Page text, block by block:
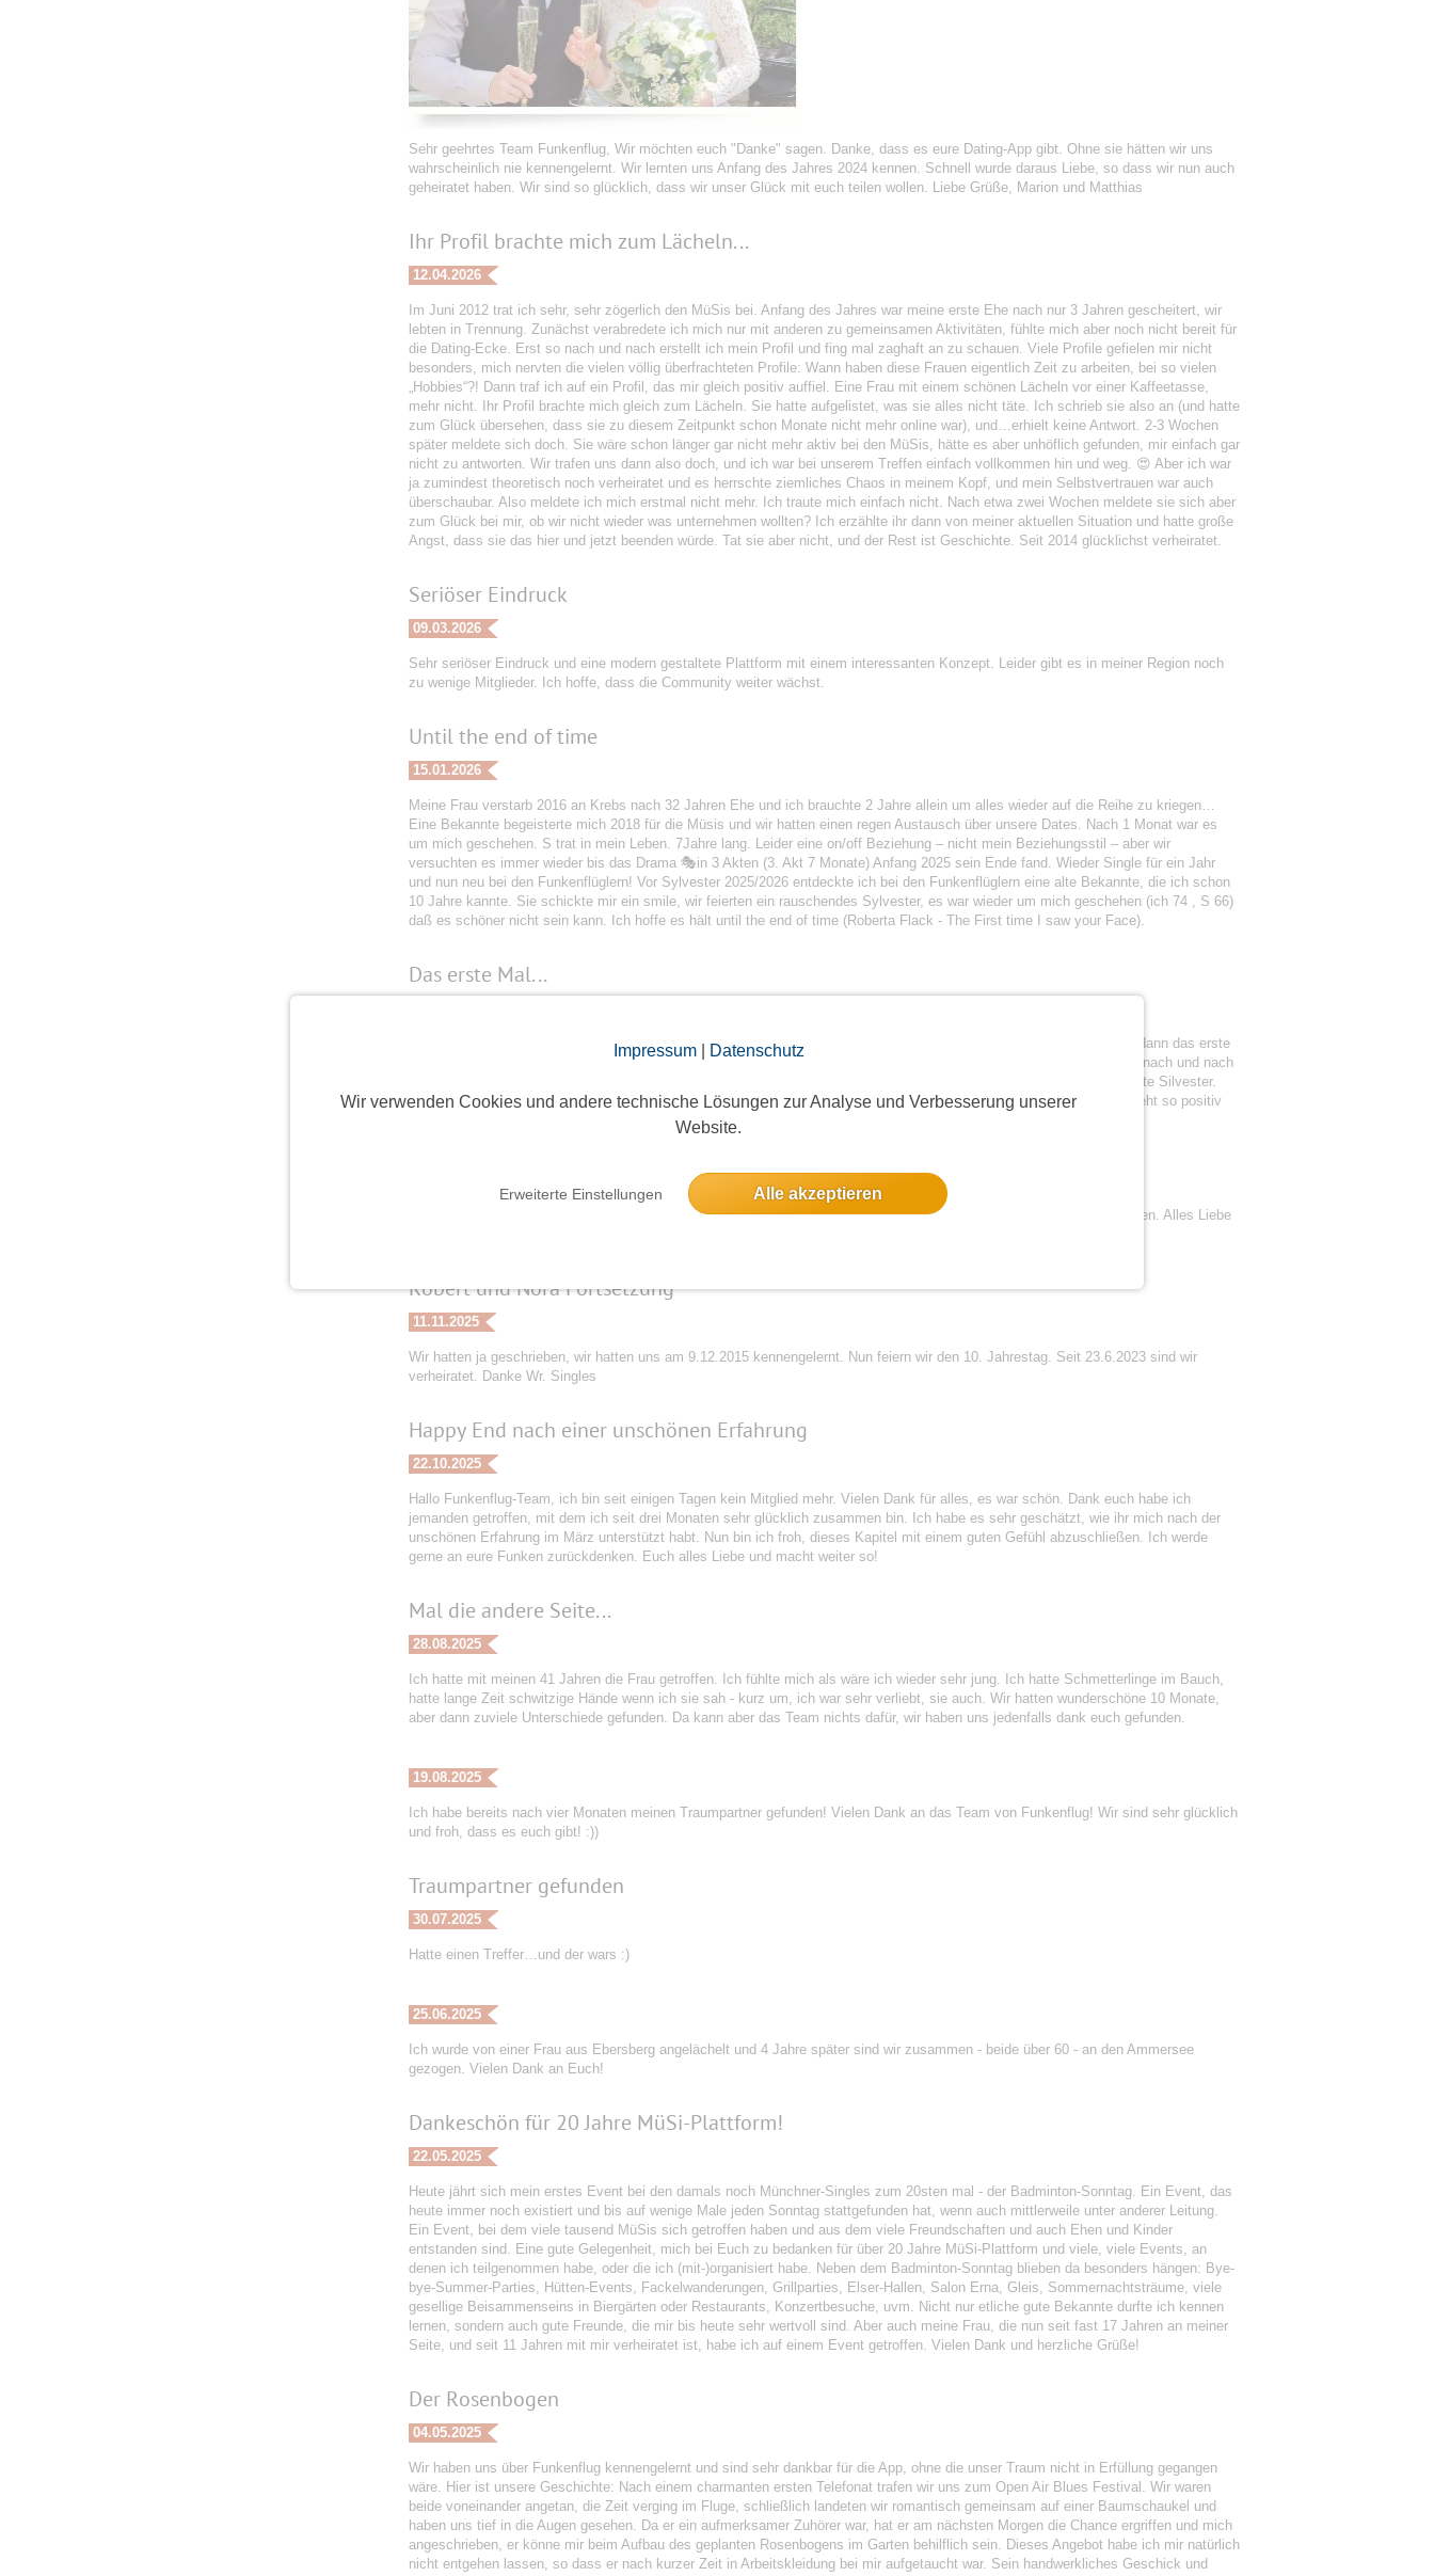
Impressum| Datenschutz
Wir verwenden Cookies und andere technische Lösungen zur Analyse und Verbesserung unserer
Website.
Erweiterte Einstellungen Alle akzeptieren
Sehr geehrtes Team Funkenflug, Wir möchten euch "Danke" sagen. Danke, dass es eure Dating-App gibt. Ohne sie hätten wir uns
wahrscheinlich nie kennengelernt. Wir lernten uns Anfang des Jahres 2024 kennen. Schnell wurde daraus Liebe, so dass wir nun auch
geheiratet haben. Wir sind so glücklich, dass wir unser Glück mit euch teilen wollen. Liebe Grüße, Marion und Matthias
Ihr Profil brachte mich zum Lächeln...
12.04.2026
Im Juni 2012 trat ich sehr, sehr zögerlich den MüSis bei. Anfang des Jahres war meine erste Ehe nach nur 3 Jahren gescheitert, wir
lebten in Trennung. Zunächst verabredete ich mich nur mit anderen zu gemeinsamen Aktivitäten, fühlte mich aber noch nicht bereit für
die Dating-Ecke. Erst so nach und nach erstellt ich mein Profil und fing mal zaghaft an zu schauen. Viele Profile gefielen mir nicht
besonders, mich nervten die vielen völlig überfrachteten Profile: Wann haben diese Frauen eigentlich Zeit zu arbeiten, bei so vielen
„Hobbies“?! Dann traf ich auf ein Profil, das mir gleich positiv auffiel. Eine Frau mit einem schönen Lächeln vor einer Kaffeetasse,
mehr nicht. Ihr Profil brachte mich gleich zum Lächeln. Sie hatte aufgelistet, was sie alles nicht täte. Ich schrieb sie also an (und hatte
zum Glück übersehen, dass sie zu diesem Zeitpunkt schon Monate nicht mehr online war), und…erhielt keine Antwort. 2-3 Wochen
später meldete sich doch. Sie wäre schon länger gar nicht mehr aktiv bei den MüSis, hätte es aber unhöflich gefunden, mir einfach gar
nicht zu antworten. Wir trafen uns dann also doch, und ich war bei unserem Treffen einfach vollkommen hin und weg. 😍 Aber ich war
ja zumindest theoretisch noch verheiratet und es herrschte ziemliches Chaos in meinem Kopf, und mein Selbstvertrauen war auch
überschaubar. Also meldete ich mich erstmal nicht mehr. Ich traute mich einfach nicht. Nach etwa zwei Wochen meldete sie sich aber
zum Glück bei mir, ob wir nicht wieder was unternehmen wollten? Ich erzählte ihr dann von meiner aktuellen Situation und hatte große
Angst, dass sie das hier und jetzt beenden würde. Tat sie aber nicht, und der Rest ist Geschichte. Seit 2014 glücklichst verheiratet.
Seriöser Eindruck
09.03.2026
Sehr seriöser Eindruck und eine modern gestaltete Plattform mit einem interessanten Konzept. Leider gibt es in meiner Region noch
zu wenige Mitglieder. Ich hoffe, dass die Community weiter wächst.
Until the end of time
15.01.2026
Meine Frau verstarb 2016 an Krebs nach 32 Jahren Ehe und ich brauchte 2 Jahre allein um alles wieder auf die Reihe zu kriegen…
Eine Bekannte begeisterte mich 2018 für die Müsis und wir hatten einen regen Austausch über unsere Dates. Nach 1 Monat war es
um mich geschehen. S trat in mein Leben. 7Jahre lang. Leider eine on/off Beziehung – nicht mein Beziehungsstil – aber wir
versuchten es immer wieder bis das Drama 🎭in 3 Akten (3. Akt 7 Monate) Anfang 2025 sein Ende fand. Wieder Single für ein Jahr
und nun neu bei den Funkenflüglern! Vor Sylvester 2025/2026 entdeckte ich bei den Funkenflüglern eine alte Bekannte, die ich schon
10 Jahre kannte. Sie schickte mir ein smile, wir feierten ein rauschendes Sylvester, es war wieder um mich geschehen (ich 74 , S 66)
daß es schöner nicht sein kann. Ich hoffe es hält until the end of time (Roberta Flack - The First time I saw your Face).
Das erste Mal...
Am 6.12.2024 haben mein Partner und ich angefangen uns über Funkenflug zu schreiben. Am 2.1.2025 haben wir uns dann das erste
Mal live getroffen und am 9.1.2025 waren wir zusammen. ... Das weitere Jahr über waren wir unzertrennlich und haben nach und nach
das Leben des anderen kennengelernt. Der erste gemeinsame Urlaub, das erste Mal gemeinsam Weihnachten, das erste Silvester.
2026 hält viel für uns bereit, denn im März ziehen wir in ein gemeinsames Häuschen. Ich hoffe die Liebesgeschichte geht so positiv
weiter. Danke, dass ihr uns zusammen gebracht habt.
Meine Geschichte ist zu komplex um hier alles zu erzählen:-) Es ist einfach nur wunderbar, dass wir uns gefunden haben. Alles Liebe
Robert und Nora Fortsetzung
11.11.2025
Wir hatten ja geschrieben, wir hatten uns am 9.12.2015 kennengelernt. Nun feiern wir den 10. Jahrestag. Seit 23.6.2023 sind wir
verheiratet. Danke Wr. Singles
Happy End nach einer unschönen Erfahrung
22.10.2025
Hallo Funkenflug-Team, ich bin seit einigen Tagen kein Mitglied mehr. Vielen Dank für alles, es war schön. Dank euch habe ich
jemanden getroffen, mit dem ich seit drei Monaten sehr glücklich zusammen bin. Ich habe es sehr geschätzt, wie ihr mich nach der
unschönen Erfahrung im März unterstützt habt. Nun bin ich froh, dieses Kapitel mit einem guten Gefühl abzuschließen. Ich werde
gerne an eure Funken zurückdenken. Euch alles Liebe und macht weiter so!
Mal die andere Seite...
28.08.2025
Ich hatte mit meinen 41 Jahren die Frau getroffen. Ich fühlte mich als wäre ich wieder sehr jung. Ich hatte Schmetterlinge im Bauch,
hatte lange Zeit schwitzige Hände wenn ich sie sah - kurz um, ich war sehr verliebt, sie auch. Wir hatten wunderschöne 10 Monate,
aber dann zuviele Unterschiede gefunden. Da kann aber das Team nichts dafür, wir haben uns jedenfalls dank euch gefunden.
19.08.2025
Ich habe bereits nach vier Monaten meinen Traumpartner gefunden! Vielen Dank an das Team von Funkenflug! Wir sind sehr glücklich
und froh, dass es euch gibt! :))
Traumpartner gefunden
30.07.2025
Hatte einen Treffer…und der wars :)
25.06.2025
Ich wurde von einer Frau aus Ebersberg angelächelt und 4 Jahre später sind wir zusammen - beide über 60 - an den Ammersee
gezogen. Vielen Dank an Euch!
Dankeschön für 20 Jahre MüSi-Plattform!
22.05.2025
Heute jährt sich mein erstes Event bei den damals noch Münchner-Singles zum 20sten mal - der Badminton-Sonntag. Ein Event, das
heute immer noch existiert und bis auf wenige Male jeden Sonntag stattgefunden hat, wenn auch mittlerweile unter anderer Leitung.
Ein Event, bei dem viele tausend MüSis sich getroffen haben und aus dem viele Freundschaften und auch Ehen und Kinder
entstanden sind. Eine gute Gelegenheit, mich bei Euch zu bedanken für über 20 Jahre MüSi-Plattform und viele, viele Events, an
denen ich teilgenommen habe, oder die ich (mit-)organisiert habe. Neben dem Badminton-Sonntag blieben da besonders hängen: Bye-
bye-Summer-Parties, Hütten-Events, Fackelwanderungen, Grillparties, Elser-Hallen, Salon Erna, Gleis, Sommernachtsträume, viele
gesellige Beisammenseins in Biergärten oder Restaurants, Konzertbesuche, uvm. Nicht nur etliche gute Bekannte durfte ich kennen
lernen, sondern auch gute Freunde, die mir bis heute sehr wertvoll sind. Aber auch meine Frau, die nun seit fast 17 Jahren an meiner
Seite, und seit 11 Jahren mit mir verheiratet ist, habe ich auf einem Event getroffen. Vielen Dank und herzliche Grüße!
Der Rosenbogen
04.05.2025
Wir haben uns über Funkenflug kennengelernt und sind sehr dankbar für die App, ohne die unser Traum nicht in Erfüllung gegangen
wäre. Hier ist unsere Geschichte: Nach einem charmanten ersten Telefonat trafen wir uns zum Open Air Blues Festival. Wir waren
beide voneinander angetan, die Zeit verging im Fluge, schließlich landeten wir romantisch gemeinsam auf einer Baumschaukel und
haben uns tief in die Augen gesehen. Da er ein aufmerksamer Zuhörer war, hat er am nächsten Morgen die Chance ergriffen und mich
angeschrieben, er könne mir beim Aufbau des geplanten Rosenbogens im Garten behilflich sein. Dieses Angebot habe ich mir natürlich
nicht entgehen lassen, so dass er nach kurzer Zeit in Arbeitskleidung bei mir aufgetaucht war. Sein handwerkliches Geschick und